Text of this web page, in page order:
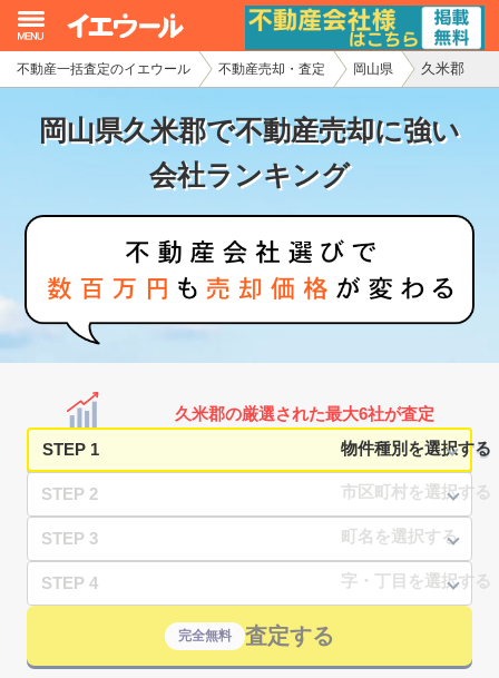
不動産一括査定のイエウール 不動産売却・査定 岡山県 久米郡
岡山県久米郡で不動産売却に強い
会社ランキング
久米郡の厳選された最大6社が査定
STEP 1
STEP 2
STEP 3
STEP 4
完全無料 査定する
イエウール加盟希望の不動産会社様
初めての方へ
不動産の売却・一括査定
家査定シミュレーター
お問い合わせ